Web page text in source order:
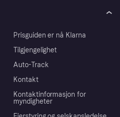
Prisguiden er nå Klarna
Tilgjengelighet
Auto-Track
Kontakt
Kontaktinformasjon for
myndigheter